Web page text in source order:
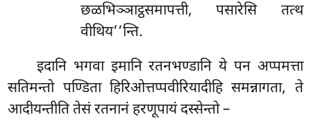
छळभिञ्ञाट्ठसमापत्ती, पसारेसि तत्थ
वीथिय’’न्ति.
इदानि भगवा इमानि रतनभण्डानि ये पन अप्पमत्ता
सतिमन्तो पण्डिता हिरिओत्तप्पवीरियादीहि समन्नागता, ते
आदीयन्तीति तेसं रतनानं हरणूपायं दस्सेन्तो –